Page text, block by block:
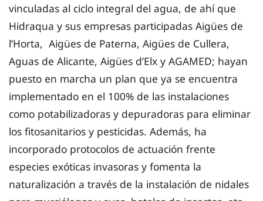
vinculadas al ciclo integral del agua, de ahí que
Hidraqua y sus empresas participadas Aigües de
l’Horta, Aigües de Paterna, Aigües de Cullera,
Aguas de Alicante, Aigües d’Elx y AGAMED; hayan
puesto en marcha un plan que ya se encuentra
implementado en el 100% de las instalaciones
como potabilizadoras y depuradoras para eliminar
los fitosanitarios y pesticidas. Además, ha
incorporado protocolos de actuación frente
especies exóticas invasoras y fomenta la
naturalización a través de la instalación de nidales